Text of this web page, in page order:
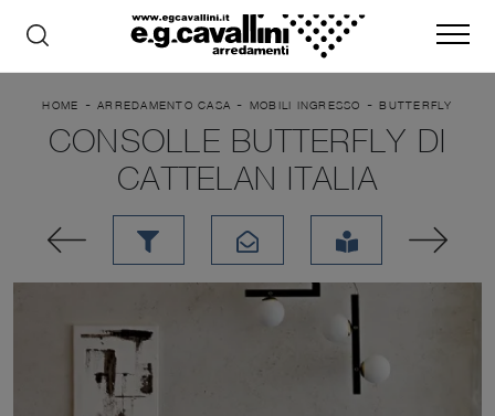
HOME -ARREDAMENTO CASA - MOBILI INGRESSO -BUTTERFLY
CONSOLLE BUTTERFLY DI
CATTELAN ITALIA